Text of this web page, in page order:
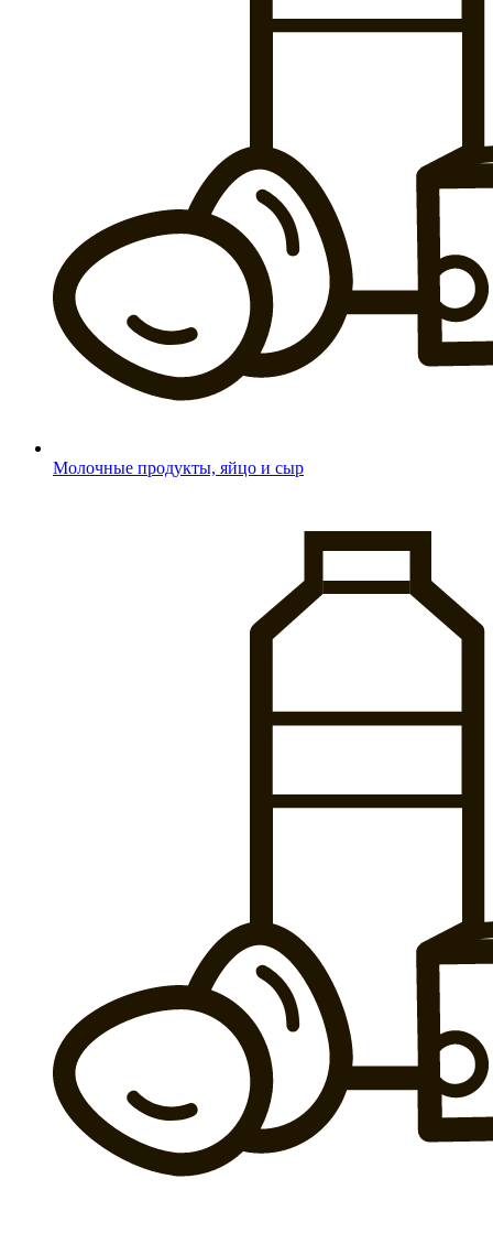
Молочные продукты, яйцо и сыр